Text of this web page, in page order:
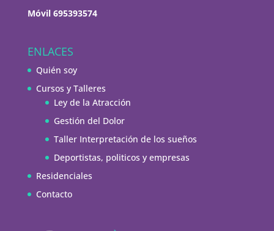
Móvil 695393574
ENLACES
Quién soy
Cursos y Talleres
Ley de la Atracción
Gestión del Dolor
Taller Interpretación de los sueños
Deportistas, politicos y empresas
Residenciales
Contacto